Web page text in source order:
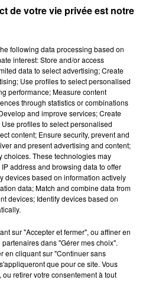
de votre vie privée est notre
following data processing based on
interest: Store and/or access
data to select advertising; Create
Use profiles to select personalised
performance; Measure content
through statistics or combinations
and improve services; Create
profiles to select personalised
content; Ensure security, prevent and
and present advertising and content;
choices. These technologies may
address and browsing data to offer
devices based on information actively
data; Match and combine data from
devices; Identify devices based on
sur "Accepter et fermer", ou affiner en
dans "Gérer mes choix".
en cliquant sur "Continuer sans
que pour ce site. Vous
retirer votre consentement à tout